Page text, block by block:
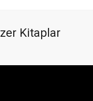
Kitaplar